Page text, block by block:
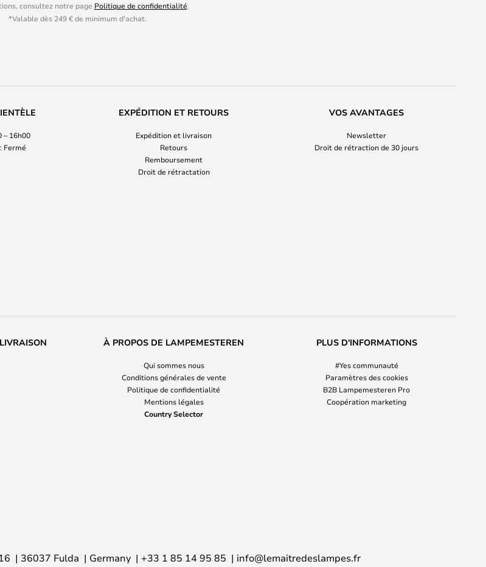
consultez notre page Politique de confidentialité.
*Valable dès 249 € de minimum d'achat.
– 16h00
Fermé
EXPÉDITION ET RETOURS
Expédition et livraison
Retours
Remboursement
Droit de rétractation
VOS AVANTAGES
Newsletter
Droit de rétraction de 30 jours
À PROPOS DE LAMPEMESTEREN
Qui sommes nous
Conditions générales de vente
Politique de confidentialité
Mentions légales
Country Selector
PLUS D'INFORMATIONS
#Yes communauté
Paramètres des cookies
B2B Lampemesteren Pro
Coopération marketing
36037 Fulda Germany +33 1 85 14 95 85 info@lemaitredeslampes.fr